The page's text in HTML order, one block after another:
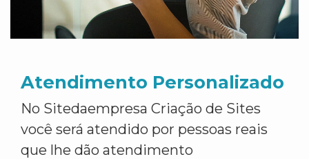
Atendimento Personalizado
No Sitedaempresa Criação de Sites
você será atendido por pessoas reais
que lhe dão atendimento